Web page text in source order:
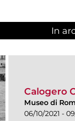
In
Calogero
Museo di
06/10/2021 -